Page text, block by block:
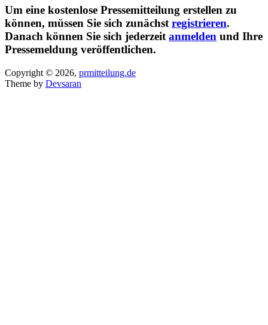
Um eine kostenlose Pressemitteilung erstellen zu
können, müssen Sie sich zunächst registrieren.
Danach können Sie sich jederzeit anmelden und Ihre
Pressemeldung veröffentlichen.
Copyright © 2026, prmitteilung.de
Theme by Devsaran